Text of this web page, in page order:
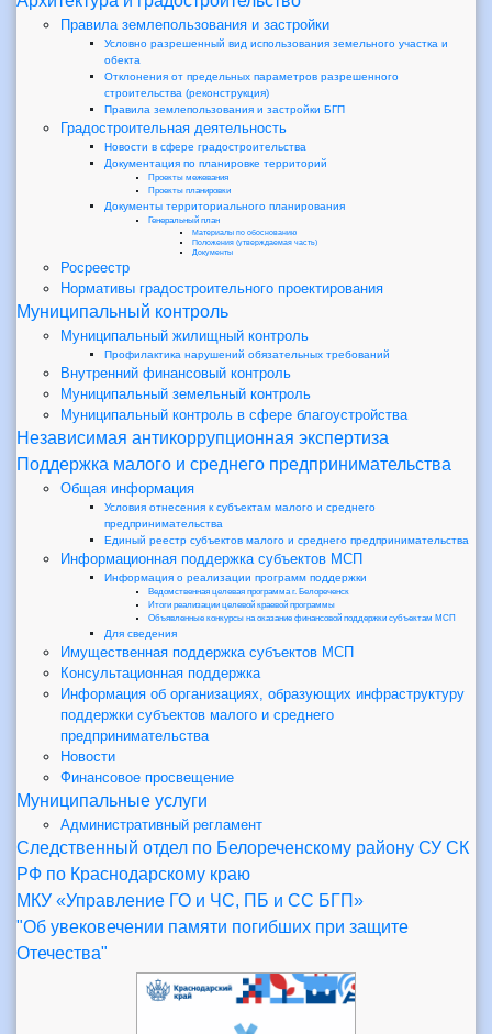
Правила землепользования и застройки
Условно разрешенный вид использования земельного участка и
обекта
Отклонения от предельных параметров разрешенного
строительства (реконструкция)
Правила землепользования и застройки БГП
Градостроительная деятельность
Новости в сфере градостроительства
Документация по планировке территорий
Проекты межевания
Проекты планировки
Документы территориального планирования
Генеральный план
Материалы по обоснованию
Положения (утверждаемая часть)
Документы
Росреестр
Нормативы градостроительного проектирования
Муниципальный контроль
Муниципальный жилищный контроль
Профилактика нарушений обязательных требований
Внутренний финансовый контроль
Муниципальный земельный контроль
Муниципальный контроль в сфере благоустройства
Независимая антикоррупционная экспертиза
Поддержка малого и среднего предпринимательства
Общая информация
Условия отнесения к субъектам малого и среднего
предпринимательства
Единый реестр субъектов малого и среднего предпринимательства
Информационная поддержка субъектов МСП
Информация о реализации программ поддержки
Ведомственная целевая программа г. Белореченск
Итоги реализации целевой краевой программы
Объявленные конкурсы на оказание финансовой поддержки субъектам МСП
Для сведения
Имущественная поддержка субъектов МСП
Консультационная поддержка
Информация об организациях, образующих инфраструктуру
поддержки субъектов малого и среднего
предпринимательства
Новости
Финансовое просвещение
Муниципальные услуги
Административный регламент
Следственный отдел по Белореченскому району СУ СК
РФ по Краснодарскому краю
МКУ «Управление ГО и ЧС, ПБ и СС БГП»
"Об увековечении памяти погибших при защите
Отечества"